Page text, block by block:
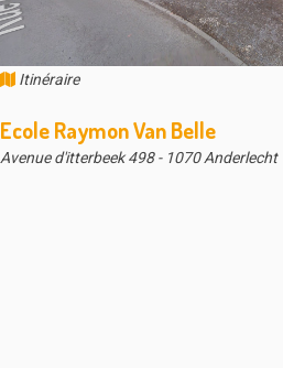
Itinéraire
Ecole Raymon Van Belle
Avenue d'itterbeek 498 - 1070 Anderlecht